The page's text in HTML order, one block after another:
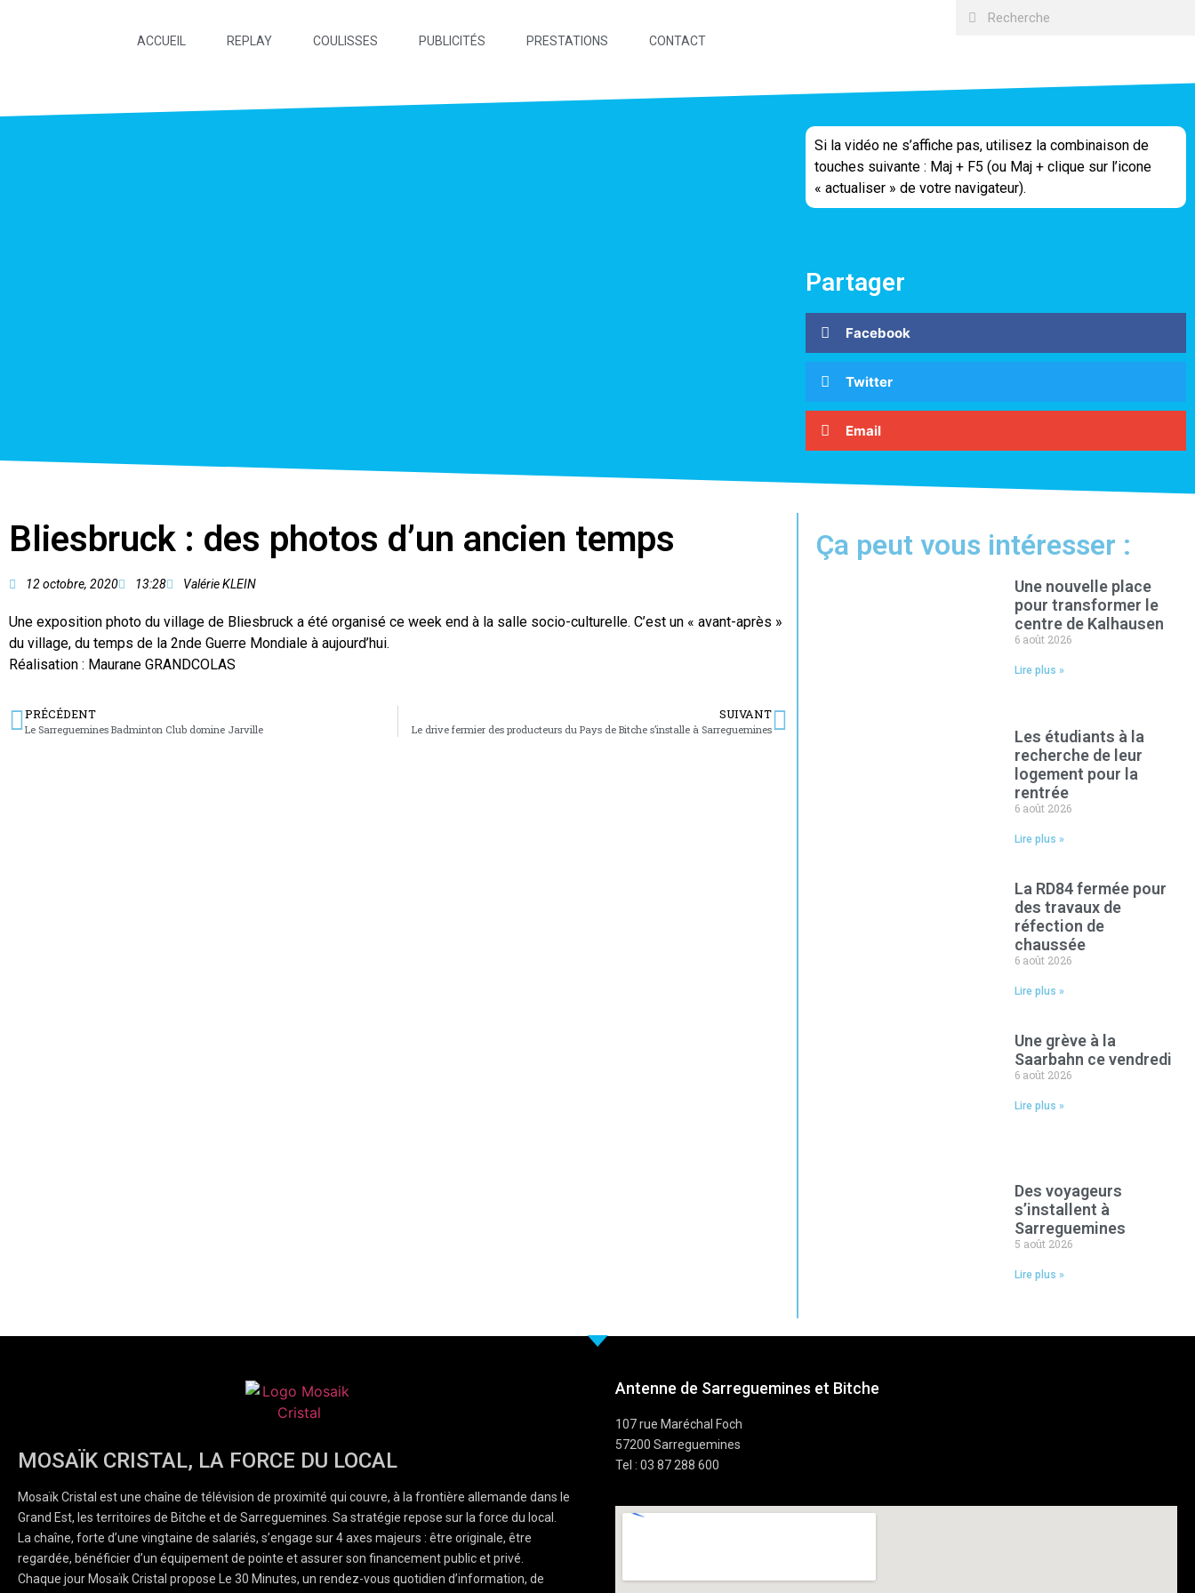
ACCUEIL REPLAY COULISSES PUBLICITÉS PRESTATIONS CONTACT
Si la vidéo ne s’affiche pas, utilisez la combinaison de
touches suivante : Maj + F5 (ou Maj + clique sur l’icone
« actualiser » de votre navigateur).
Partager
Facebook
Twitter
Email
Bliesbruck : des photos d’un ancien temps
12 octobre, 2020 13:28 Valérie KLEIN
Une exposition photo du village de Bliesbruck a été organisé ce week end à la salle socio-culturelle. C’est un « avant-après »
du village, du temps de la 2nde Guerre Mondiale à aujourd’hui.
Réalisation : Maurane GRANDCOLAS
PRÉCÉDENT
Le Sarreguemines Badminton Club domine Jarville
SUIVANT
Le drive fermier des producteurs du Pays de Bitche s’installe à Sarreguemines
Ça peut vous intéresser :
Une nouvelle place
pour transformer le
centre de Kalhausen
6 août 2026
Lire plus »
Les étudiants à la
recherche de leur
logement pour la
rentrée
6 août 2026
Lire plus »
La RD84 fermée pour
des travaux de
réfection de
chaussée
6 août 2026
Lire plus »
Une grève à la
Saarbahn ce vendredi
6 août 2026
Lire plus »
Des voyageurs
s’installent à
Sarreguemines
5 août 2026
Lire plus »
MOSAÏK CRISTAL, LA FORCE DU LOCAL
Mosaïk Cristal est une chaîne de télévision de proximité qui couvre, à la frontière allemande dans le
Grand Est, les territoires de Bitche et de Sarreguemines. Sa stratégie repose sur la force du local.
La chaîne, forte d’une vingtaine de salariés, s’engage sur 4 axes majeurs : être originale, être
regardée, bénéficier d’un équipement de pointe et assurer son financement public et privé.
Chaque jour Mosaïk Cristal propose Le 30 Minutes, un rendez-vous quotidien d’information, de
Antenne de Sarreguemines et Bitche
107 rue Maréchal Foch
57200 Sarreguemines
Tel : 03 87 288 600